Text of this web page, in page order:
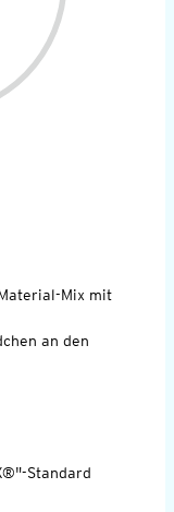
Mix mit
an den
Standard